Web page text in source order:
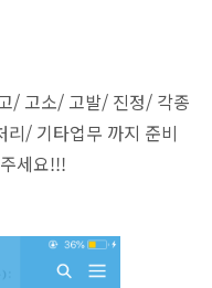
/ 고소/ 고발/ 진정/ 각종
/ 기타업무 까지 준비
세요!!!